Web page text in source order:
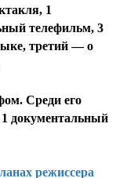
1
телефильм, 3
третий — о
Среди его
документальный
режиссера